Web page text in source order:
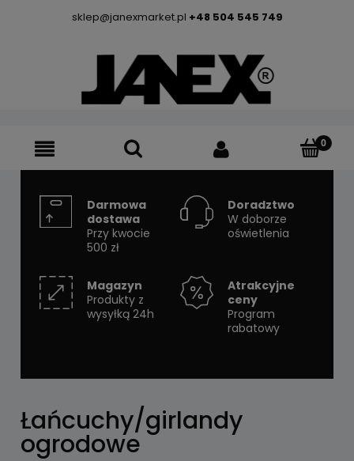
sklep@janexmarket.pl +48 504 545 749
Darmowa
dostawa
Przy kwocie
500 zł
Doradztwo
W doborze
oświetlenia
Magazyn
Produkty z
wysyłką 24h
Atrakcyjne
ceny
Program
rabatowy
Łańcuchy/girlandy
ogrodowe